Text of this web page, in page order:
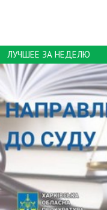
ЛУЧШЕЕ ЗА НЕДЕЛЮ